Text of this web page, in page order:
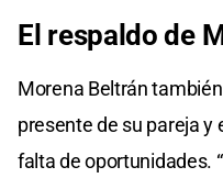
El respaldo de
Morena Beltrán
presente de su pareja y
falta de oportunidades.